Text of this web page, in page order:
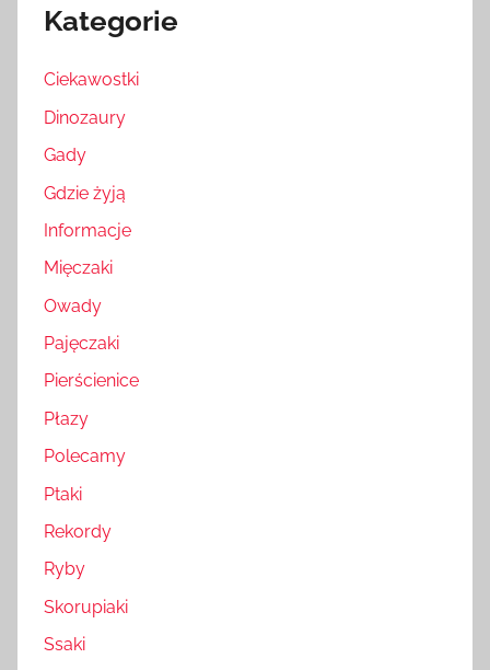
Kategorie
Ciekawostki
Dinozaury
Gady
Gdzie żyją
Informacje
Mięczaki
Owady
Pajęczaki
Pierścienice
Płazy
Polecamy
Ptaki
Rekordy
Ryby
Skorupiaki
Ssaki